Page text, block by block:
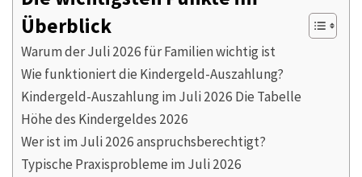
Überblick
Warum der Juli 2026 für Familien wichtig ist
Wie funktioniert die Kindergeld-Auszahlung?
Kindergeld-Auszahlung im Juli 2026 Die Tabelle
Höhe des Kindergeldes 2026
Wer ist im Juli 2026 anspruchsberechtigt?
Typische Praxisprobleme im Juli 2026